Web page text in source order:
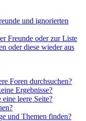
und ignorierten
Freunde oder zur Liste
oder diese wieder aus
Foren durchsuchen?
Ergebnisse?
leere Seite?
und Themen finden?